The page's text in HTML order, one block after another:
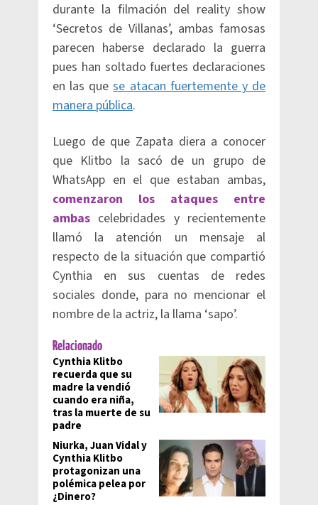
durante la filmación del reality show
‘Secretos de Villanas’, ambas famosas
parecen haberse declarado la guerra
pues han soltado fuertes declaraciones
en las quese atacan fuertemente y de
manera pública.
Luego de que Zapata diera a conocer
que Klitbo la sacó de un grupo de
WhatsApp en el que estaban ambas,
comenzaron los ataques entre
ambas celebridades y recientemente
llamó la atención un mensaje al
respecto de la situación que compartió
Cynthia en sus cuentas de redes
sociales donde, para no mencionar el
nombre de la actriz, la llama ‘sapo’.
Relacionado
Cynthia Klitbo
recuerda que su
madre la vendió
cuando era niña,
tras la muerte de su
padre
Niurka, Juan Vidal y
Cynthia Klitbo
protagonizan una
polémica pelea por
¿Dinero?